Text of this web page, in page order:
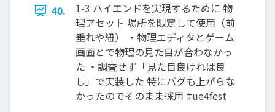
40.
1-3 ハイエンドを実現するために 物
理アセット 場所を限定して使用（前
垂れや紐） ・物理エディタとゲーム
画面とで物理の見た目が合わなかっ
た ・調査せず「見た目良ければ良
し」で実装した 特にバグも上がらな
かったのでそのまま採用 #ue4fest